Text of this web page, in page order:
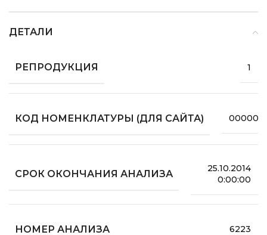
ДЕТАЛИ
РЕПРОДУКЦИЯ 1
КОД НОМЕНКЛАТУРЫ (ДЛЯ САЙТА)
СРОК ОКОНЧАНИЯ АНАЛИЗА
25.10.2014
0:00:00
НОМЕР АНАЛИЗА 6223